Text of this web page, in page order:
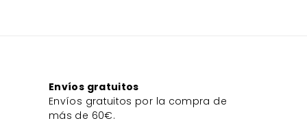
Envíos gratuitos
Envíos gratuitos por la compra de
más de 60€.